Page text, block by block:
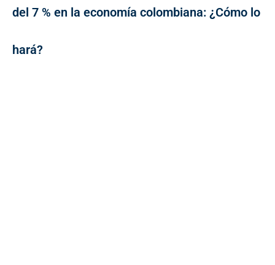
del 7 % en la economía colombiana: ¿Cómo lo
hará?